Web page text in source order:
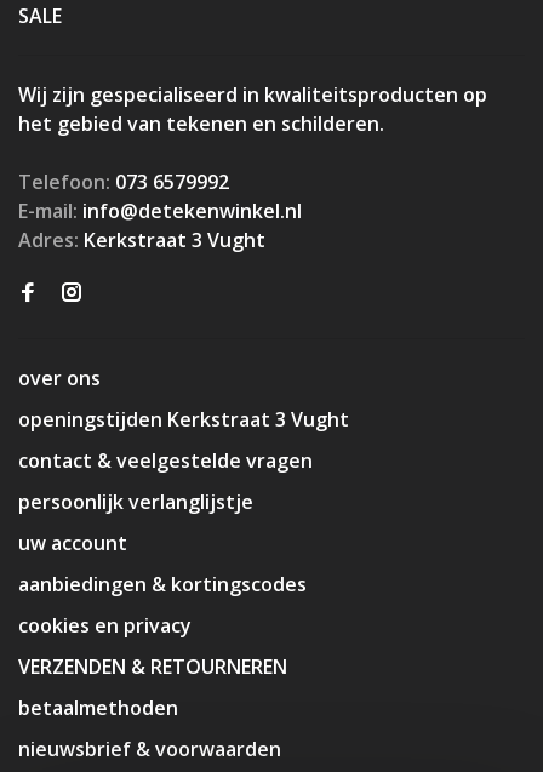
SALE
Wij zijn gespecialiseerd in kwaliteitsproducten op
het gebied van tekenen en schilderen.
Telefoon: 073 6579992
E-mail: info@detekenwinkel.nl
Adres: Kerkstraat 3 Vught
over ons
openingstijden Kerkstraat 3 Vught
contact & veelgestelde vragen
persoonlijk verlanglijstje
uw account
aanbiedingen & kortingscodes
cookies en privacy
VERZENDEN & RETOURNEREN
betaalmethoden
nieuwsbrief & voorwaarden